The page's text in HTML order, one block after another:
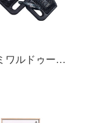
オペルミワルドゥーブルロックチェーストロック鉄の皮の戸棚に鍵をかけます。